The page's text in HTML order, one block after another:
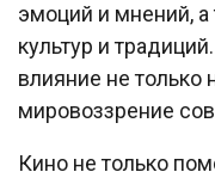
эмоций и мнений, а
культур и
влияние не только
мировоззрение
Кино не только